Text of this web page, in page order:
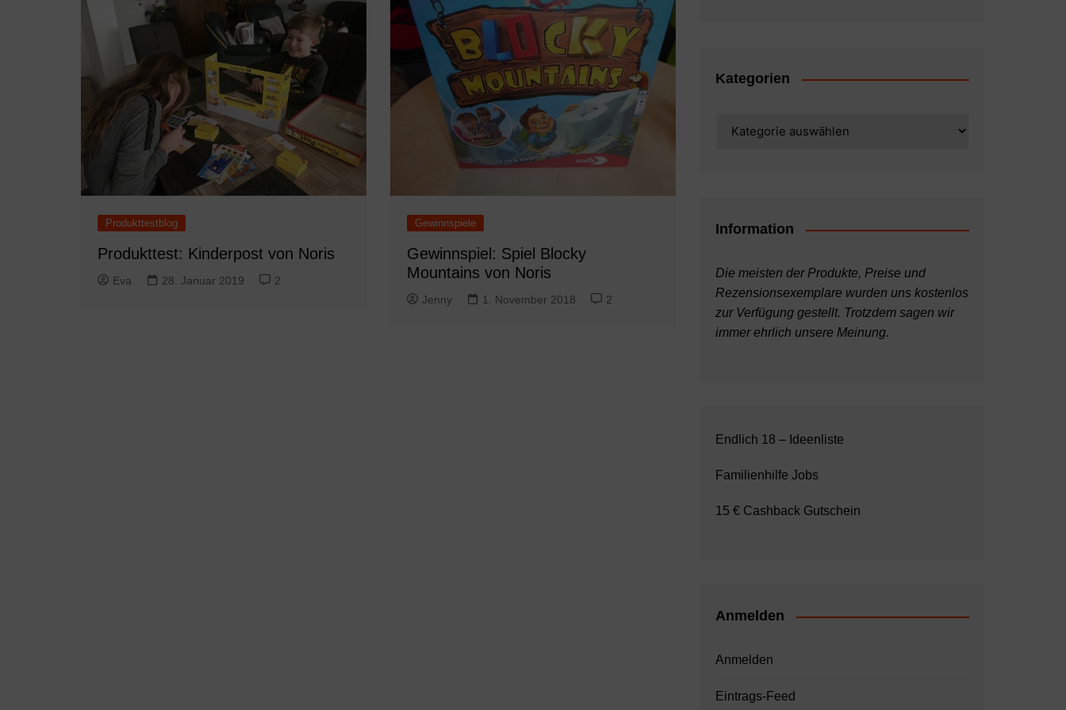
Produkttestblog
Produkttest: Kinderpost von Noris
Eva 28. Januar 2019 2
Gewinnspiele
Gewinnspiel: Spiel Blocky
Mountains von Noris
Jenny 1. November 2018 2
Kategorien
Information
Die meisten der Produkte, Preise und
Rezensionsexemplare wurden uns kostenlos
zur Verfügung gestellt. Trotzdem sagen wir
immer ehrlich unsere Meinung.
Endlich 18 – Ideenliste
Familienhilfe Jobs
15 € Cashback Gutschein
Anmelden
Anmelden
Eintrags-Feed